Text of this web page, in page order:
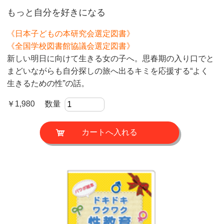
もっと自分を好きになる
《日本子どもの本研究会選定図書》
《全国学校図書館協議会選定図書》
新しい明日に向けて生きる女の子へ。思春期の入り口でと
まどいながらも自分探しの旅へ出るキミを応援する“よく
生きるための性”の話。
￥1,980 数量